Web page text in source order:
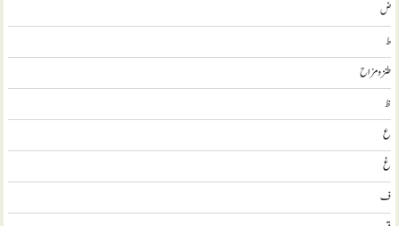
ض
ط
طنز و مزاح
ظ
ع
غ
ف